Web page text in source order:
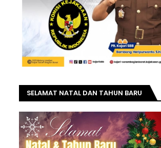
SELAMAT NATAL DAN TAHUN BARU